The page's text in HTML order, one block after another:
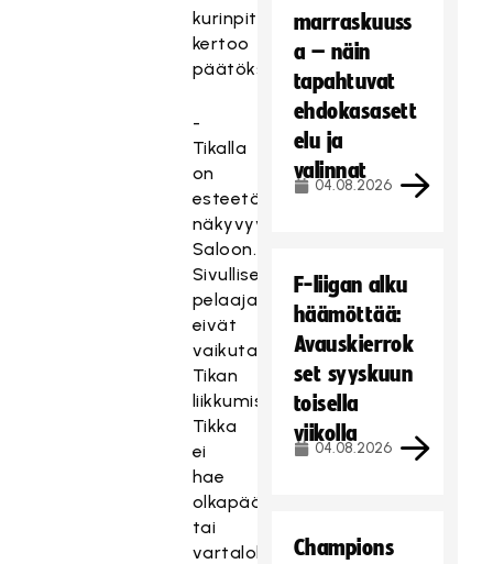
kurinpitäjä
kertoo
päätöksessään.
-
Tikalla
on
esteetön
näkyvyys
Saloon.
Sivulliset
pelaajat
eivät
vaikuta
Tikan
liikkumiseen.
Tikka
ei
hae
olkapää
tai
vartalokontaktia,
marraskuuss
a – näin
tapahtuvat
ehdokasasett
elu ja
valinnat
04.08.2026
F-liigan alku
häämöttää:
Avauskierrok
set syyskuun
toisella
viikolla
04.08.2026
Champions